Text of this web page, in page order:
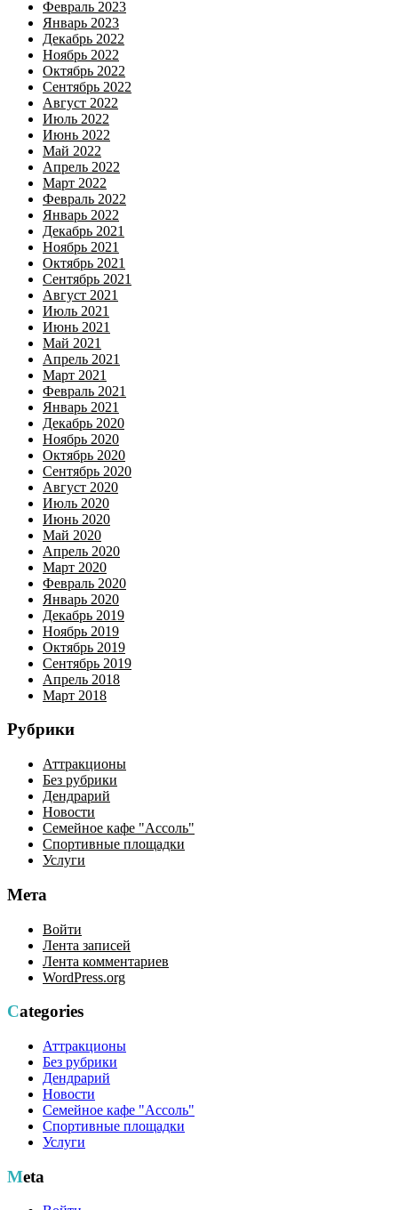
Февраль 2023
Январь 2023
Декабрь 2022
Ноябрь 2022
Октябрь 2022
Сентябрь 2022
Август 2022
Июль 2022
Июнь 2022
Май 2022
Апрель 2022
Март 2022
Февраль 2022
Январь 2022
Декабрь 2021
Ноябрь 2021
Октябрь 2021
Сентябрь 2021
Август 2021
Июль 2021
Июнь 2021
Май 2021
Апрель 2021
Март 2021
Февраль 2021
Январь 2021
Декабрь 2020
Ноябрь 2020
Октябрь 2020
Сентябрь 2020
Август 2020
Июль 2020
Июнь 2020
Май 2020
Апрель 2020
Март 2020
Февраль 2020
Январь 2020
Декабрь 2019
Ноябрь 2019
Октябрь 2019
Сентябрь 2019
Апрель 2018
Март 2018
Рубрики
Аттракционы
Без рубрики
Дендрарий
Новости
Семейное кафе "Ассоль"
Спортивные площадки
Услуги
Мета
Войти
Лента записей
Лента комментариев
WordPress.org
Categories
Аттракционы
Без рубрики
Дендрарий
Новости
Семейное кафе "Ассоль"
Спортивные площадки
Услуги
Meta